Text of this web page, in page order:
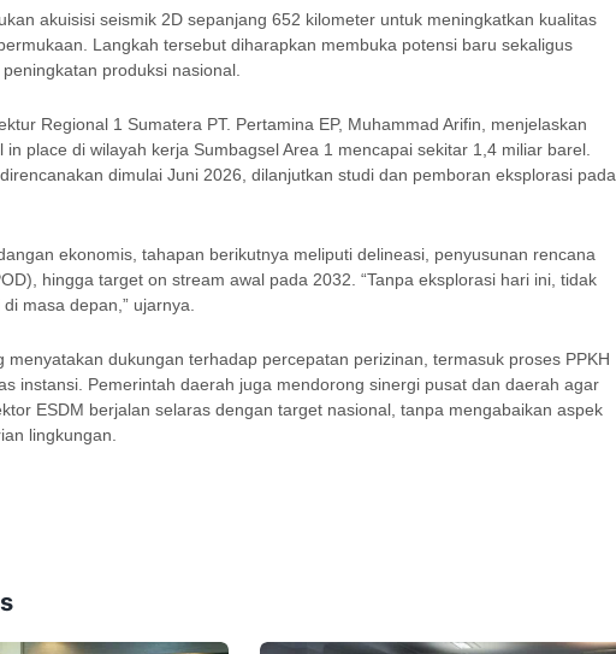
akuisisi seismik 2D sepanjang 652 kilometer untuk meningkatkan kualitas
Langkah tersebut diharapkan membuka potensi baru sekaligus
produksi nasional.
Regional 1 Sumatera PT. Pertamina EP, Muhammad Arifin, menjelaskan
in place di wilayah kerja Sumbagsel Area 1 mencapai sekitar 1,4 miliar barel.
dimulai Juni 2026, dilanjutkan studi dan pemboran eksplorasi pada
ekonomis, tahapan berikutnya meliputi delineasi, penyusunan rencana
hingga target on stream awal pada 2032. “Tanpa eksplorasi hari ini, tidak
masa depan,” ujarnya.
menyatakan dukungan terhadap percepatan perizinan, termasuk proses PPKH
instansi. Pemerintah daerah juga mendorong sinergi pusat dan daerah agar
ESDM berjalan selaras dengan target nasional, tanpa mengabaikan aspek
lingkungan.